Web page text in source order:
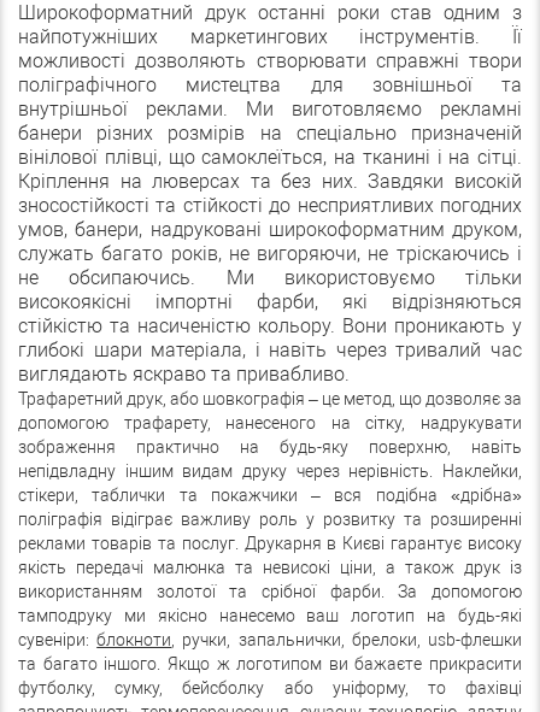
Широкоформатний друк останні роки став одним з
найпотужніших маркетингових інструментів. Її
можливості дозволяють створювати справжні твори
поліграфічного мистецтва для зовнішньої та
внутрішньої реклами. Ми виготовляємо рекламні
банери різних розмірів на спеціально призначеній
вінілової плівці, що самоклеїться, на тканині і на сітці.
Кріплення на люверсах та без них. Завдяки високій
зносостійкості та стійкості до несприятливих погодних
умов, банери, надруковані широкоформатним друком,
служать багато років, не вигоряючи, не тріскаючись і
не обсипаючись. Ми використовуємо тільки
високоякісні імпортні фарби, які відрізняються
стійкістю та насиченістю кольору. Вони проникають у
глибокі шари матеріала, і навіть через тривалий час
виглядають яскраво та привабливо.
Трафаретний друк, або шовкографія – це метод, що дозволяє за
допомогою трафарету, нанесеного на сітку, надрукувати
зображення практично на будь-яку поверхню, навіть
непідвладну іншим видам друку через нерівність. Наклейки,
стікери, таблички та покажчики – вся подібна «дрібна»
поліграфія відіграє важливу роль у розвитку та розширенні
реклами товарів та послуг. Друкарня в Києві гарантує високу
якість передачі малюнка та невисокі ціни, а також друк із
використанням золотої та срібної фарби. За допомогою
тамподруку ми якісно нанесемо ваш логотип на будь-які
сувеніри:блокноти , ручки, запальнички, брелоки, usb-флешки
та багато іншого. Якщо ж логотипом ви бажаєте прикрасити
футболку, сумку, бейсболку або уніформу, то фахівці